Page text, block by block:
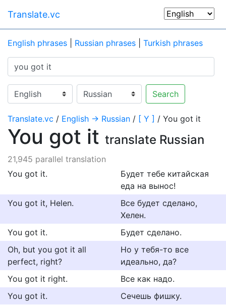
Translate.vc
English phrases Russian phrases Turkish phrases
Search
Translate.vc / English → Russian / [ Y ] / You got it
You got it translate Russian
21,945 parallel translation
You got it.
Будет тебе китайская
еда на вынос!
You got it, Helen.
Все будет сделано,
Хелен.
You got it.
Будет сделано.
Oh, but you got it all
perfect, right?
Но у тебя-то все
идеально, да?
You got it right.
Все как надо.
You got it.
Сечешь фишку.